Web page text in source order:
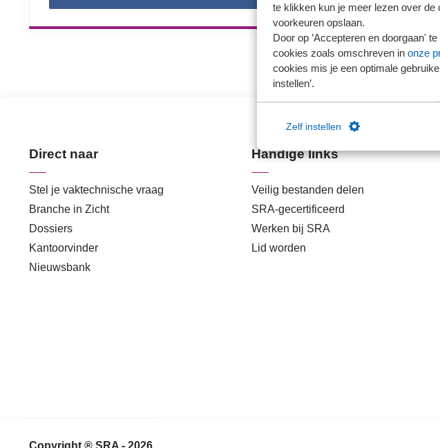
te klikken kun je meer lezen over
voorkeuren opslaan.
Door op ’Accepteren en doorgaan'
cookies zoals omschreven in onze
cookies mis je een optimale
instellen’.
Zelf instellen
Direct naar
Stel je vaktechnische vraag
Branche in Zicht
Dossiers
Kantoorvinder
Nieuwsbank
Handige links
Veilig bestanden delen
SRA-gecertificeerd
Werken bij SRA
Lid worden
Copyright ® SRA - 2026